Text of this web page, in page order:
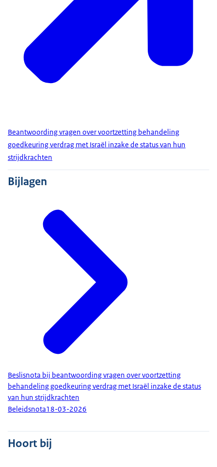
Beantwoording vragen over voortzetting behandeling
goedkeuring verdrag met Israël inzake de status van hun
strijdkrachten
Bijlagen
Beslisnota bij beantwoording vragen over voortzetting
behandeling goedkeuring verdrag met Israël inzake de status
van hun strijdkrachten
Beleidsnota18-03-2026
Hoort bij